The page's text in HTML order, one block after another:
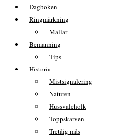
Dagboken
Ringmärkning
Mallar
Bemanning
Tips
Historia
Mistsignalering
Naturen
Hussvaleholk
Toppskarven
Tretåig mås